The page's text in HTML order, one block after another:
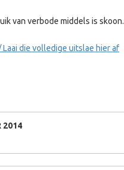
van verbode middels is skoon.
die volledige uitslae hier af
2014